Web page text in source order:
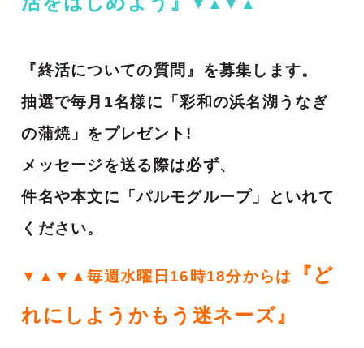
▼▲▼▲
『終活についての質問』を募集します。
抽選で毎月1名様に「彩和の浜名湖うなぎ
の蒲焼」をプレゼント!
メッセージを送る際は必ず、
件名や本文に「パルモグループ」といれて
ください。
▼▲▼▲毎週水曜日16時18分からは
『ど
れにしようかもう迷ネーズ』